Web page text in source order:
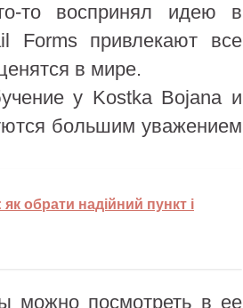
то воспринял идею в
Forms привлекают все
в мире.
у Kostka Bojana и
большим уважением
обрати надійний пункт і
можно посмотреть в ее